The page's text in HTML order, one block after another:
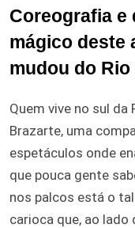
Coreografia e
mágico deste
mudou do Rio
Quem vive no sul
Brazarte, uma
espetáculos onde
que pouca gente
nos palcos está o
carioca que, ao lado